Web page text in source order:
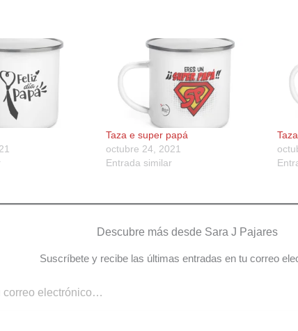
Taza e super papá
octubre 24, 2021
Entrada similar
Descubre más desde Sara J Pajares
Suscríbete y recibe las últimas entradas en tu correo